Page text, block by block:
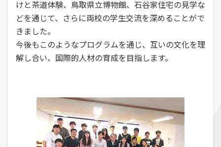
けと茶道体験、鳥取県立博物館、石谷家住宅の見学な
どを通じて、さらに両校の学生交流を深めることがで
きました。
今後もこのようなプログラムを通じ、互いの文化を理
解し合い、国際的人材の育成を目指します。